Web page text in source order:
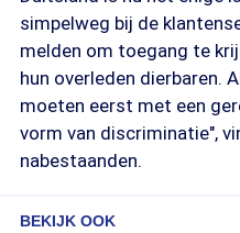
simpelweg bij de
melden om toegang te
hun overleden dierbaren.
moeten eerst met een
vorm van discriminatie",
nabestaanden.
BEKIJK OOK